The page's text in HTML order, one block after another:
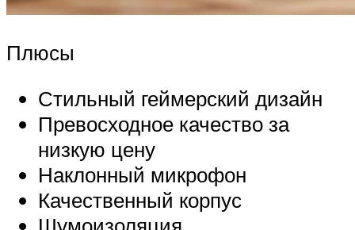
Плюсы
Стильный геймерский дизайн
Превосходное качество за
низкую цену
Наклонный микрофон
Качественный корпус